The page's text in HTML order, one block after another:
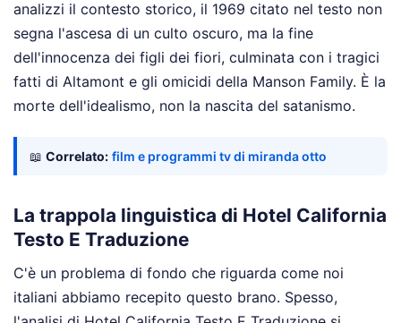
analizzi il contesto storico, il 1969 citato nel testo non
segna l'ascesa di un culto oscuro, ma la fine
dell'innocenza dei figli dei fiori, culminata con i tragici
fatti di Altamont e gli omicidi della Manson Family. È la
morte dell'idealismo, non la nascita del satanismo.
📖 Correlato: film e programmi tv di miranda otto
La trappola linguistica di Hotel California
Testo E Traduzione
C'è un problema di fondo che riguarda come noi
italiani abbiamo recepito questo brano. Spesso,